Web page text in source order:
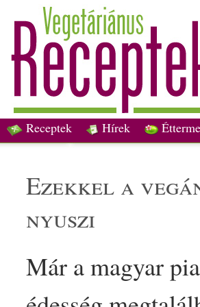
Receptek Hírek
ezekkel a
nyuszi
Már amagyar